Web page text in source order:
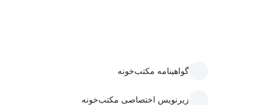
گواهینامه مکتب‌خونه
زیرنویس اختصاصی مکتب‌خونه